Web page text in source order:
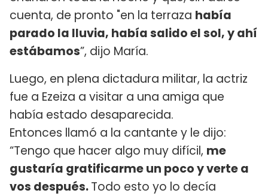
cuenta, de pronto "en la terraza había
parado la lluvia, había salido el sol, y ahí
estábamos”, dijo María.
Luego, en plena dictadura militar, la actriz
fue a Ezeiza a visitar a una amiga que
había estado desaparecida.
Entonces llamó a la cantante y le dijo:
“Tengo que hacer algo muy difícil, me
gustaría gratificarme un poco y verte a
vos después.Todo esto yo lo decía